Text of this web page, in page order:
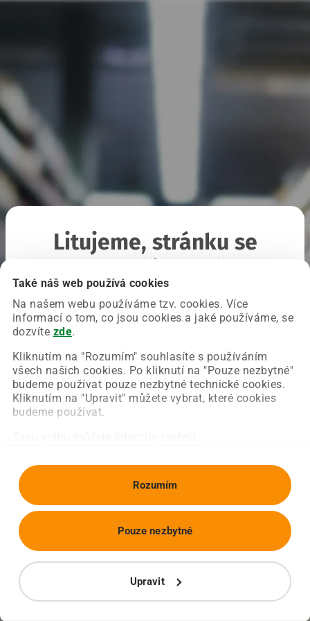
Také náš web používá cookies
Na našem webu používáme tzv. cookies. Více
informací o tom, co jsou cookies a jaké používáme, se
dozvíte zde.
Kliknutím na "Rozumím" souhlasíte s používáním
všech našich cookies. Po kliknutí na "Pouze nezbytné"
budeme používat pouze nezbytné technické cookies.
Kliknutím na "Upravit" můžete vybrat, které cookies
budeme používat.
Rozumím
Upravit
Pouze nezbytné
Litujeme, stránku se
Chyba nastala na naší straně a už ji opravujeme.
Zkuste prosím znovu načíst požadovanou stránku.
Obnovit stránku Úvodní strana